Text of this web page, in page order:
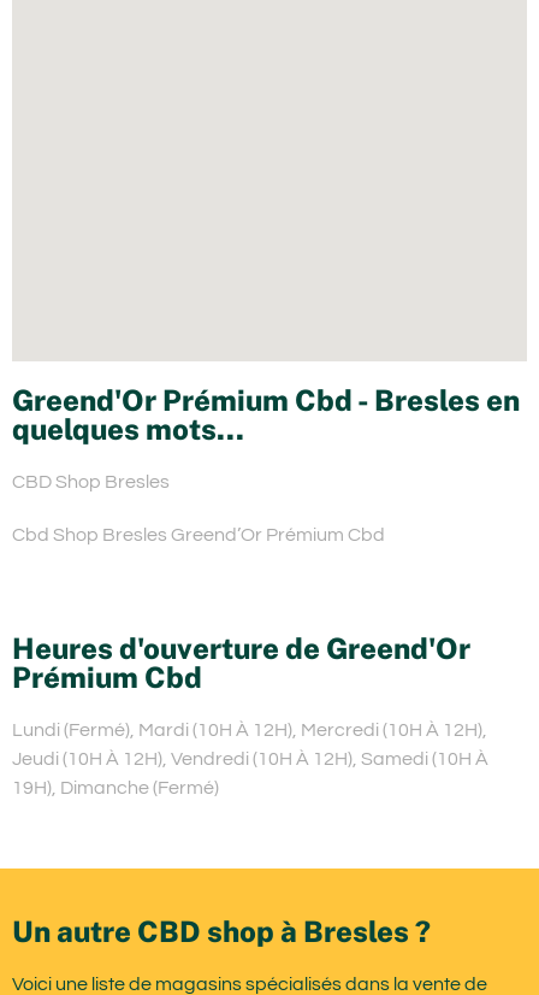
Greend'Or Prémium Cbd - Bresles en
quelques mots...
CBD Shop Bresles
Cbd Shop Bresles Greend’Or Prémium Cbd
Heures d'ouverture de Greend'Or
Prémium Cbd
Lundi (Fermé), Mardi (10H À 12H), Mercredi (10H À 12H),
Jeudi (10H À 12H), Vendredi (10H À 12H), Samedi (10H À
19H), Dimanche (Fermé)
Un autre CBD shop à Bresles ?
Voici une liste de magasins spécialisés dans la vente de